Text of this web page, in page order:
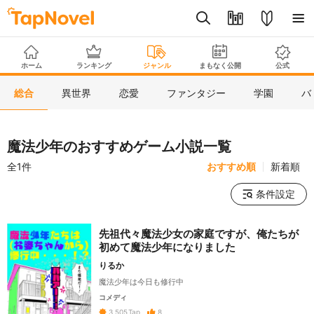
ホーム ランキング ジャンル まもなく公開 公式
総合 異世界 恋愛 ファンタジー 学園 バ
魔法少年のおすすめゲーム小説一覧
全1件 おすすめ順 新着順
条件設定
先祖代々魔法少女の家庭ですが、俺たちが
初めて魔法少年になりました
りるか
魔法少年は今日も修行中
コメディ
3,505Tap 8